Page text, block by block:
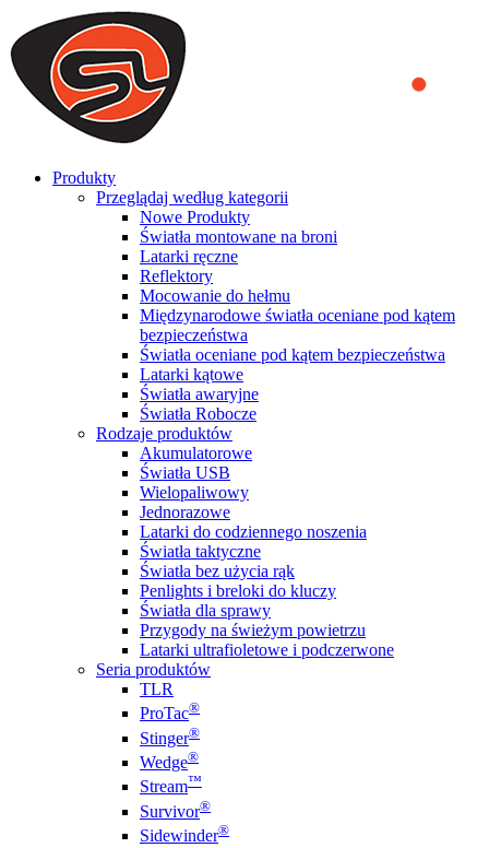
We use cookies to ensure that we provide you the best experience
on our website. By continuing to browse this website, you accept
that cookies are used to help us analyze how the website is used and
to offer you a better experience. To learn more or to find out how
you can disable cookies, you can access our
Produkty
Przeglądaj według kategorii
Nowe Produkty
Światła montowane na broni
Latarki ręczne
Reflektory
Mocowanie do hełmu
Międzynarodowe światła oceniane pod kątem
bezpieczeństwa
Światła oceniane pod kątem bezpieczeństwa
Latarki kątowe
Światła awaryjne
Światła Robocze
Rodzaje produktów
Akumulatorowe
Światła USB
Wielopaliwowy
Jednorazowe
Latarki do codziennego noszenia
Światła taktyczne
Światła bez użycia rąk
Penlights i breloki do kluczy
Światła dla sprawy
Przygody na świeżym powietrzu
Latarki ultrafioletowe i podczerwone
Seria produktów
TLR
ProTac®
Stinger®
Wedge®
Stream™
Survivor®
Sidewinder®